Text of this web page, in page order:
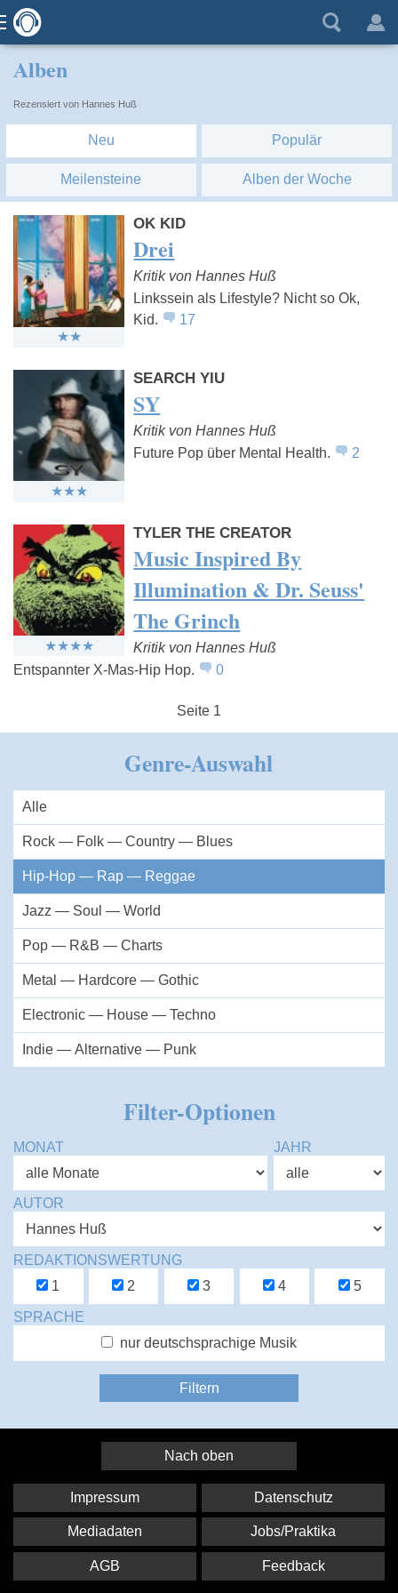
Alben
Rezensiert von Hannes Huß
Neu Populär
Meilensteine Alben der Woche
OK KID
Drei
Kritik von Hannes Huß
Linkssein als Lifestyle? Nicht so Ok,
Kid.
17
SEARCH YIU
SY
Kritik von Hannes Huß
Future Pop über Mental Health.
2
TYLER THE CREATOR
Music Inspired By
Illumination & Dr. Seuss'
The Grinch
Kritik von Hannes Huß
Entspannter X-Mas-Hip Hop.
0
Seite 1
Genre-Auswahl
Alle
Rock — Folk — Country — Blues
Hip-Hop — Rap — Reggae
Jazz — Soul — World
Pop — R&B — Charts
Metal — Hardcore — Gothic
Electronic — House — Techno
Indie — Alternative — Punk
Filter-Optionen
MONAT JAHR
AUTOR
REDAKTIONSWERTUNG
1
2 3 4 5
SPRACHE
nur deutschsprachige Musik
Nach oben
Impressum Datenschutz
Mediadaten Jobs/Praktika
AGB Feedback